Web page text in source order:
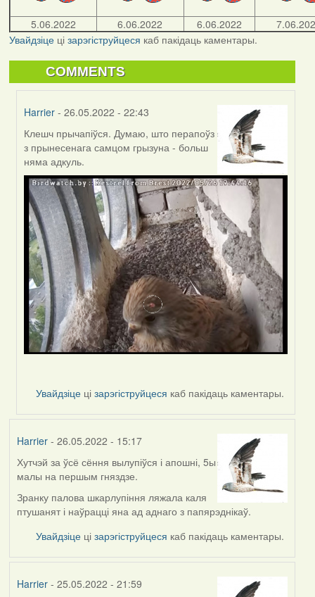
5.06.2022 6.06.2022 6.06.2022
Увайдзіцеці зарэгіструйцеся каб пакідаць каментары.
COMMENTS
Harrier - 26.05.2022 - 22:43
In
reply
to
by
Lighty
Клешч прычапіўся. Думаю, што перапоўз
з прынесенага самцом грызуна - больш
няма адкуль.
Увайдзіце цізарэгіструйцеся каб пакідаць каментары.
Harrier- 26.05.2022 - 15:17
Хутчэй за ўсё сёння вылупіўся і апошні, 5ы
малы на першым гняздзе.
Зранку палова шкарлупіння ляжала каля
птушанят і наўрацці яна ад аднаго з папярэднікаў.
Увайдзіце цізарэгіструйцеся каб пакідаць каментары.
Harrier- 25.05.2022 - 21:59